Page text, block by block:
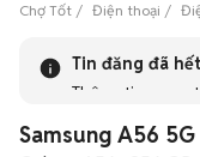
Chợ Tốt Điện thoại
Tin đăng đã
Thông tin mang
tương tự khác
Samsung A56